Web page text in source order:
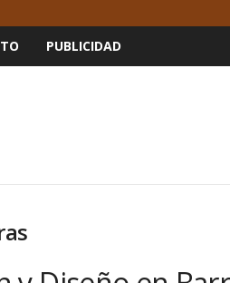
PUBLICIDAD